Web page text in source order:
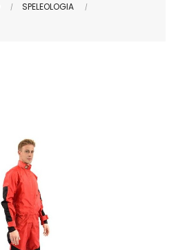
SPELEOLOGIA